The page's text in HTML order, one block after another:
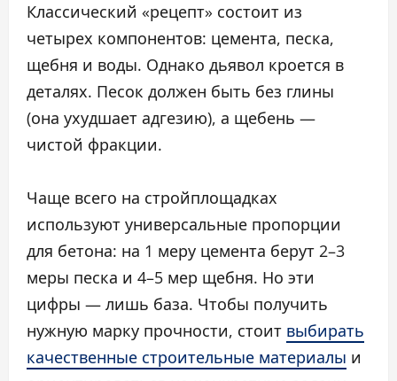
Классический «рецепт» состоит из
четырех компонентов: цемента, песка,
щебня и воды. Однако дьявол кроется в
деталях. Песок должен быть без глины
(она ухудшает адгезию), а щебень —
чистой фракции.
Чаще всего на стройплощадках
используют универсальные пропорции
для бетона: на 1 меру цемента берут 2–3
меры песка и 4–5 мер щебня. Но эти
цифры — лишь база. Чтобы получить
нужную марку прочности, стоит выбирать
качественные строительные материалы и